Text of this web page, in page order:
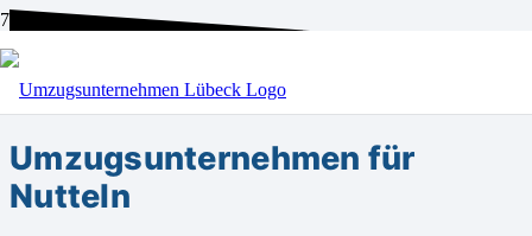
BEI UNS SIND SIE RICHTIG!
Umzugsunternehmen für
Nutteln